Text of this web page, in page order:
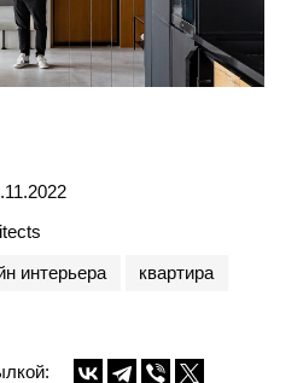
интерьера квартира